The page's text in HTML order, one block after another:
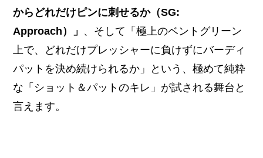
からどれだけピンに刺せるか（SG:
Approach）」 、そして「極上のベントグリーン
上で、どれだけプレッシャーに負けずにバーディ
パットを決め続けられるか」という、極めて純粋
な「ショット＆パットのキレ」が試される舞台と
言えます。